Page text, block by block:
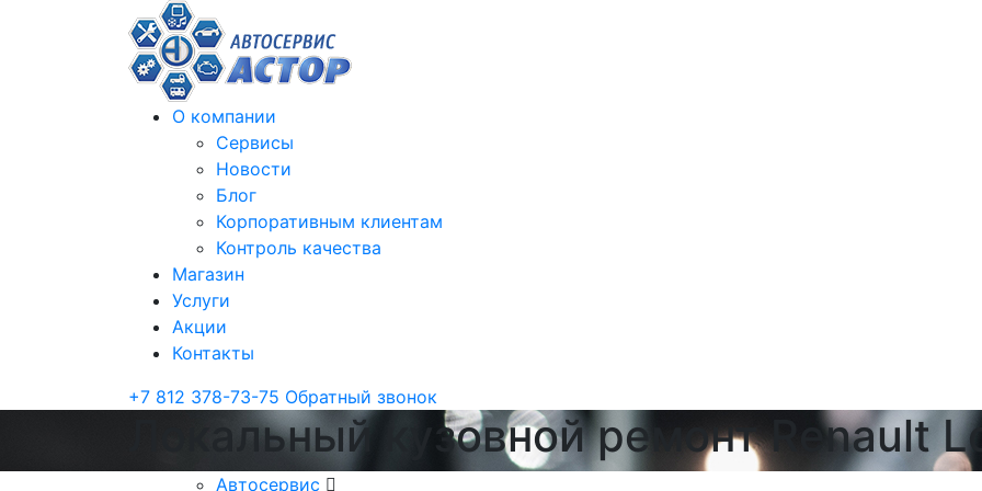
О компании
Сервисы
Новости
Блог
Корпоративным клиентам
Контроль качества
Магазин
Услуги
Акции
Контакты
+7 812 378-73-75 Обратный звонок
Локальный кузовной ремонт Renault
Автосервис